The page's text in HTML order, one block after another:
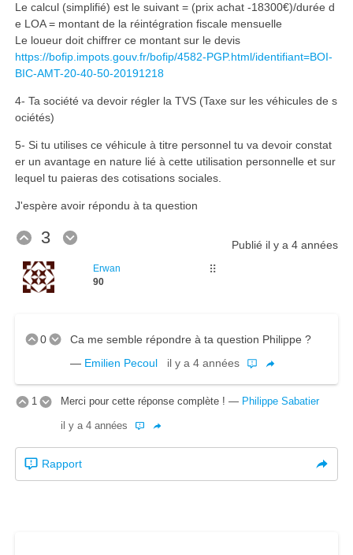
Le calcul (simplifié) est le suivant = (prix achat -18300€)/durée d
e LOA = montant de la réintégration fiscale mensuelle
Le loueur doit chiffrer ce montant sur le devis
https://bofip.impots.gouv.fr/bofip/4582-PGP.html/identifiant=BOI-
BIC-AMT-20-40-50-20191218
4- Ta société va devoir régler la TVS (Taxe sur les véhicules de s
ociétés)
5- Si tu utilises ce véhicule à titre personnel tu va devoir constat
er un avantage en nature lié à cette utilisation personnelle et sur
lequel tu paieras des cotisations sociales.
J'espère avoir répondu à ta question
3 Publié il y a 4 années
⠿
Erwan
90
0
Ca me semble répondre à ta question Philippe ?
— Emilien Pecoul il y a 4 années
1 Merci pour cette réponse complète ! — Philippe Sabatier
il y a 4 années
Rapport